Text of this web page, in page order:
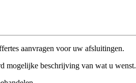
aanvragen voor uw afsluitingen.
mogelijke beschrijving van wat u wenst.